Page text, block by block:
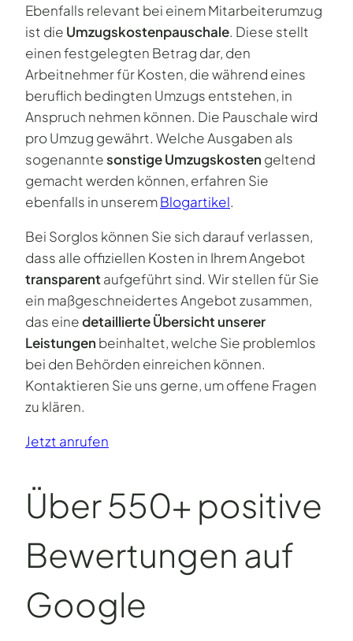
Ebenfalls relevant bei einem Mitarbeiterumzug
ist die Umzugskostenpauschale. Diese stellt
einen festgelegten Betrag dar, den
Arbeitnehmer für Kosten, die während eines
beruflich bedingten Umzugs entstehen, in
Anspruch nehmen können. Die Pauschale wird
pro Umzug gewährt. Welche Ausgaben als
sogenanntesonstige Umzugskosten geltend
gemacht werden können, erfahren Sie
ebenfalls in unseremBlogartikel.
Bei Sorglos können Sie sich darauf verlassen,
dass alle offiziellen Kosten in Ihrem Angebot
transparent aufgeführt sind. Wir stellen für Sie
ein maßgeschneidertes Angebot zusammen,
das einedetaillierte Übersicht unserer
Leistungen beinhaltet, welche Sie problemlos
bei den Behörden einreichen können.
Kontaktieren Sie uns gerne, um offene Fragen
zu klären.
Jetzt anrufen
Über 550+ positive
Bewertungen auf
Google